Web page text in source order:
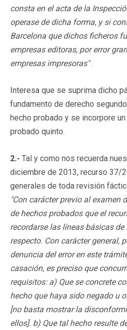
consta en el acta de la
operase de dicha forma, y si
Barcelona que dichos ficheros
empresas editoras, por error
empresas impresoras".
Interesa que se suprima dicho
fundamento de derecho
hecho probado y se incorpore
probado quinto.
2.- Tal y como nos recuerda
diciembre de 2013, recurso 37/
generales de toda revisión
"Con carácter previo al examen
de hechos probados que el
recordarse las líneas básicas
respecto. Con carácter general,
denuncia del error en este
casación, es preciso que
requisitos: a) Que se concrete
hecho que haya sido negado u
[no basta mostrar la
ellos]. b) Que tal hecho resulte